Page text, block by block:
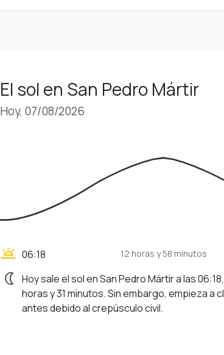
El sol en San Pedro Mártir
Hoy, 07/08/2026
wb_twilight 06:18 12 horas y 58 minutos
nightlight Hoy sale el sol en San Pedro Mártir a las
horas y 31 minutos. Sin embargo, empieza a
antes debido al crepúsculo civil.